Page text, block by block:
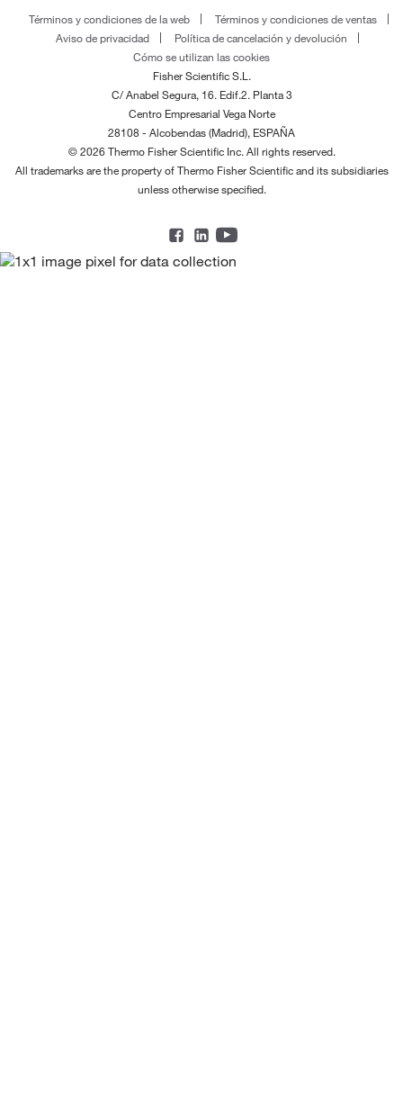
Términos y condiciones de la web
Términos y condiciones de ventas
Aviso de privacidad
Política de cancelación y devolución
Cómo se utilizan las cookies
Fisher Scientific S.L.
C/ Anabel Segura, 16. Edif.2. Planta 3
Centro Empresarial Vega Norte
28108 - Alcobendas (Madrid), ESPAÑA
© 2026 Thermo Fisher Scientific Inc. All rights reserved.
All trademarks are the property of Thermo Fisher Scientific and its subsidiaries
unless otherwise specified.